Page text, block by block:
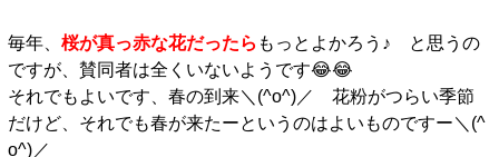
毎年、 桜が真っ赤な花だったら もっとよかろう♪ と思うの
ですが、賛同者は全くいないようです😂😂
それでもよいです、春の到来＼(^o^)／ 花粉がつらい季節
だけど、それでも春が来たーというのはよいものですー＼(^
o^)／